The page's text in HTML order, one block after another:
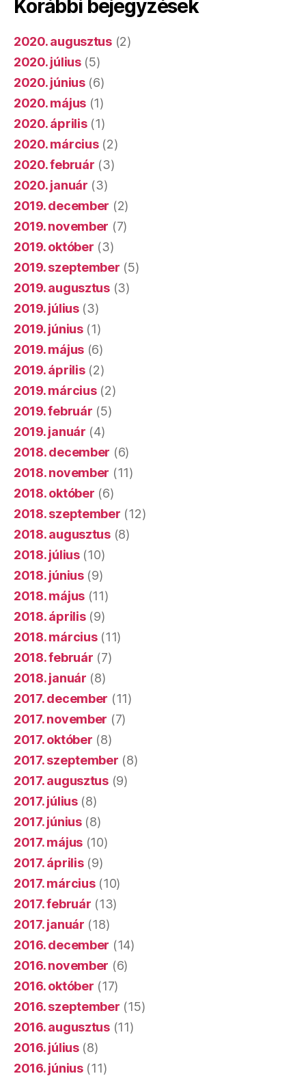
Korábbi bejegyzések
2020. augusztus(2)
2020. július(5)
2020. június(6)
2020. május (1)
2020. április(1)
2020. március(2)
2020. február (3)
2020. január (3)
2019. december (2)
2019. november (7)
2019. október (3)
2019. szeptember (5)
2019. augusztus(3)
2019. július(3)
2019. június(1)
2019. május (6)
2019. április(2)
2019. március(2)
2019. február (5)
2019. január (4)
2018. december (6)
2018. november (11)
2018. október (6)
2018. szeptember (12)
2018. augusztus(8)
2018. július(10)
2018. június(9)
2018. május (11)
2018. április(9)
2018. március(11)
2018. február (7)
2018. január (8)
2017. december (11)
2017. november (7)
2017. október (8)
2017. szeptember (8)
2017. augusztus(9)
2017. július(8)
2017. június(8)
2017. május (10)
2017. április(9)
2017. március(10)
2017. február (13)
2017. január (18)
2016. december (14)
2016. november (6)
2016. október (17)
2016. szeptember (15)
2016. augusztus(11)
2016. július(8)
2016. június(11)